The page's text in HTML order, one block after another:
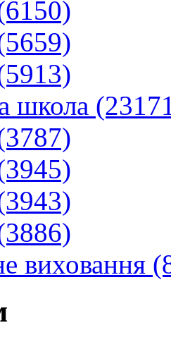
школа
виховання